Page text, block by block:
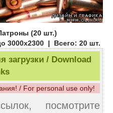
(20 шт.)
3000x2300 | Всего: 20 шт.
/ Download
/ For personal use only!
посмотрите